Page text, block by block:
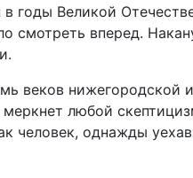
годы Великой
смотреть вперед.
веков
любой
человек, однажды